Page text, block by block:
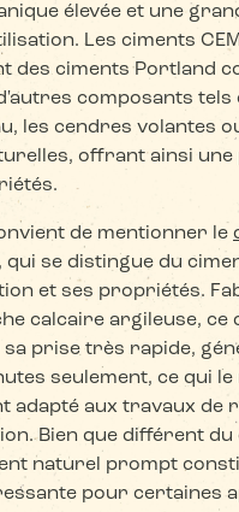
élevée et une
Les ciments CEM
des ciments Portland
composants tels
les cendres volantes
offrant ainsi
de mentionner le
, qui se distingue du
et ses propriétés.
calcaire argileuse, ce
prise très rapide,
seulement, ce qui le
adapté aux travaux de
Bien que différent du
naturel prompt
pour certaines